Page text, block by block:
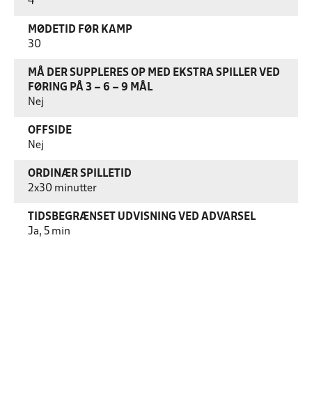
MØDETID FØR KAMP
30
MÅ DER SUPPLERES OP MED EKSTRA SPILLER VED
FØRING PÅ 3 – 6 – 9 MÅL
Nej
OFFSIDE
Nej
ORDINÆR SPILLETID
2x30 minutter
TIDSBEGRÆNSET UDVISNING VED ADVARSEL
Ja, 5 min